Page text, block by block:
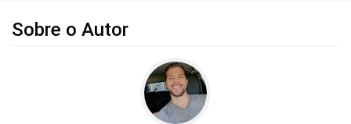
Sobre o Autor